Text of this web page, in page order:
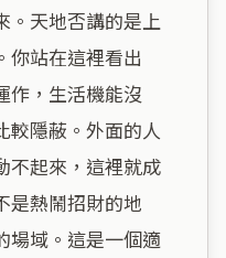
。天地否講的是上
你站在這裡看出
作，生活機能沒
較隱蔽。外面的人
不起來，這裡就成
是熱鬧招財的地
場域。這是一個適